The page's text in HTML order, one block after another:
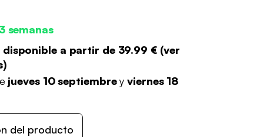
semanas
disponible a partir de 39.99 €(ver
)
jueves 10 septiembreyviernes 18
del producto